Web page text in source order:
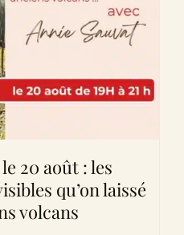
20 août : les
qu’on laissé
volcans